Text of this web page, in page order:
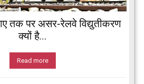
तक पर असर-रेलवे विद्युतीकरण
क्यों है...
Read more